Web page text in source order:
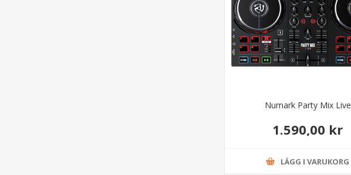
Numark Party Mix Live
1.590,00 kr
LÄGG I VARUKORG